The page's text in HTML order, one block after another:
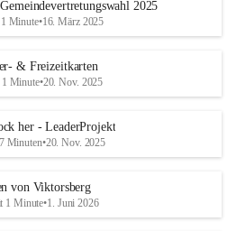
2025
Minute•16. März 2025
& Freizeitkarten
1 Minute•20. Nov. 2025
her - LeaderProjekt
Minuten•20. Nov. 2025
von Viktorsberg
1 Minute•1. Juni 2026